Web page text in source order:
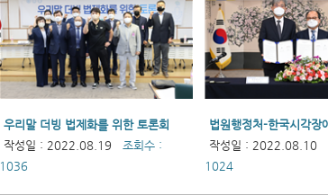
우리말 더빙 법제화를 위한 토론회
작성일 : 2022.08.19
조회수 :
1036
작성일 : 2022.08.10
1024